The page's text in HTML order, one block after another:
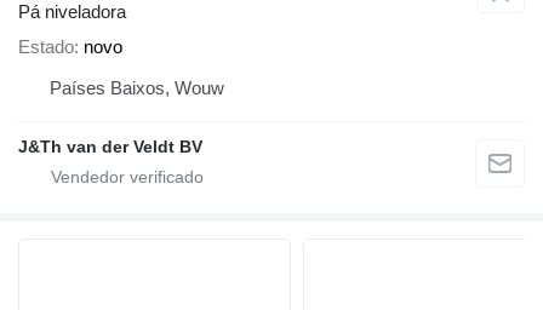
Pá niveladora
Estado novo
Países Baixos, Wouw
J&Th van der Veldt BV